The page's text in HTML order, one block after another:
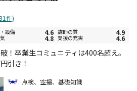
件)
設備 4.6 講師の質 4.9
4.8 支援の充実 4.6
！卒業生コミュニティは400名超え。
引き！
点検、空撮、基礎知識